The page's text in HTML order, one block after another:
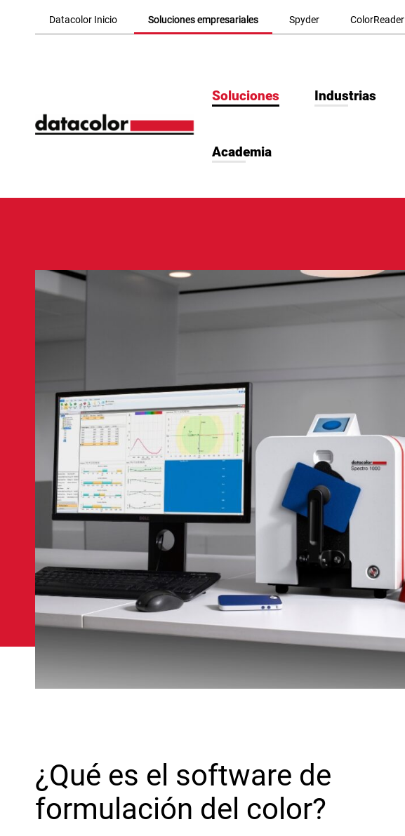
Datacolor Inicio Soluciones empresariales Spyder ColorReader
Soluciones Industrias
Academia
¿Qué es el software de
formulación del color?